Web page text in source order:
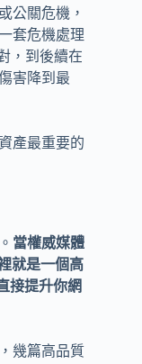
公關危機，
套危機處理
，到後續在
害降到最
產最重要的
當權威媒體
就是一個高
接提升你網
幾篇高品質